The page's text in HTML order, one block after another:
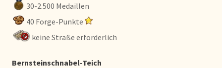
30-2.500 Medaillen
40 Forge-Punkte
keine Straße erforderlich
Bernsteinschnabel-Teich